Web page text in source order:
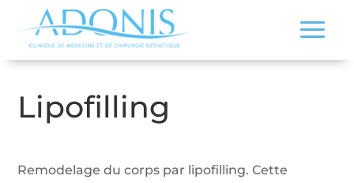
Lipofilling
Remodelage du corps par lipofilling. Cette